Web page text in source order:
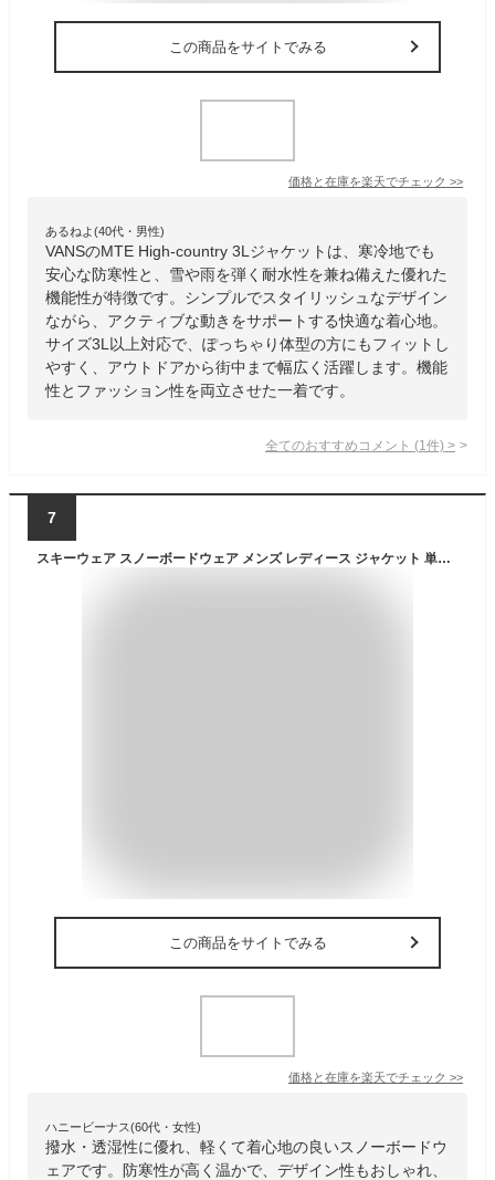
この商品をサイトでみる
価格と在庫を楽天でチェック >>
あるねよ(40代・男性)
VANSのMTE High-country 3Lジャケットは、寒冷地でも
安心な防寒性と、雪や雨を弾く耐水性を兼ね備えた優れた
機能性が特徴です。シンプルでスタイリッシュなデザイン
ながら、アクティブな動きをサポートする快適な着心地。
サイズ3L以上対応で、ぽっちゃり体型の方にもフィットし
やすく、アウトドアから街中まで幅広く活躍します。機能
性とファッション性を両立させた一着です。
全てのおすすめコメント (1 件) >
7
スキーウェア スノーボードウェア メンズ レディース ジャケット 単品 ボード ウェア スノボ ウェア スノボー ウェア スノー ウェア ウエア おしゃれ 大きいサイズ 上 スノーボード スキー アウトドア 保温 中綿 撥水 防風 防寒 着 耐水 POJ-361ST《MDW》
この商品をサイトでみる
価格と在庫を楽天でチェック >>
ハニービーナス(60代・女性)
撥水・透湿性に優れ、軽くて着心地の良いスノーボードウ
ェアです。防寒性が高く温かで、デザイン性もおしゃれ、